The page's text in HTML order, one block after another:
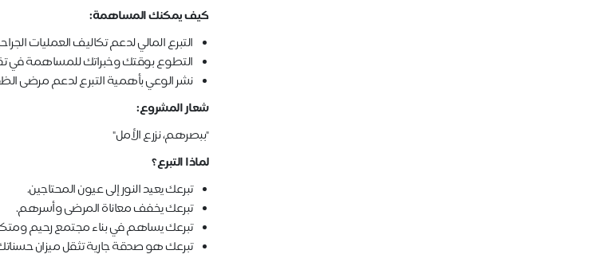
كيف يمكنك المساهمة:
التبرع المالي لدعم تكاليف العمليات
التطوع بوقتك وخبراتك للمساهمة في
نشر الوعي بأهمية التبرع لدعم مرضى
شعار المشروع:
"ببصرهم، نزرع الأمل"
لماذا التبرع؟
تبرعك يعيد النور إلى عيون المحتاجين.
تبرعك يخفف معاناة المرضى وأسرهم.
تبرعك يساهم في بناء مجتمع رحيم
تبرعك هو صدقة جارية تثقل ميزان